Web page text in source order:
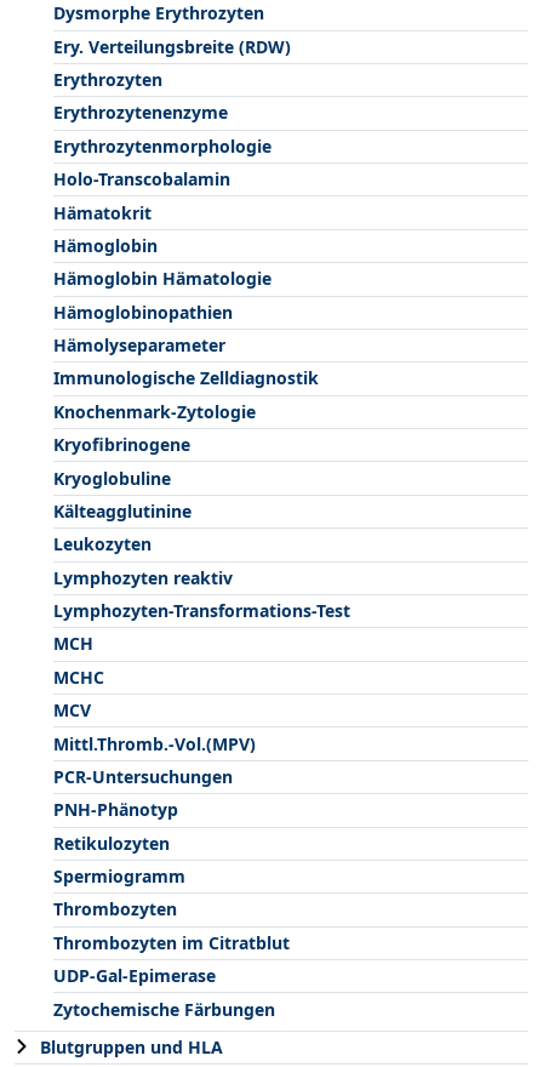
Dysmorphe Erythrozyten
Ery. Verteilungsbreite (RDW)
Erythrozyten
Erythrozytenenzyme
Erythrozytenmorphologie
Holo-Transcobalamin
Hämatokrit
Hämoglobin
Hämoglobin Hämatologie
Hämoglobinopathien
Hämolyseparameter
Immunologische Zelldiagnostik
Knochenmark-Zytologie
Kryofibrinogene
Kryoglobuline
Kälteagglutinine
Leukozyten
Lymphozyten reaktiv
Lymphozyten-Transformations-Test
MCH
MCHC
MCV
Mittl.Thromb.-Vol.(MPV)
PCR-Untersuchungen
PNH-Phänotyp
Retikulozyten
Spermiogramm
Thrombozyten
Thrombozyten im Citratblut
UDP-Gal-Epimerase
Zytochemische Färbungen
Blutgruppen und HLA